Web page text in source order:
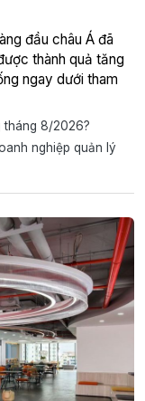
đầu châu Á đã
thành quả tăng
ngay dưới tham
tháng 8/2026?
nghiệp quản lý